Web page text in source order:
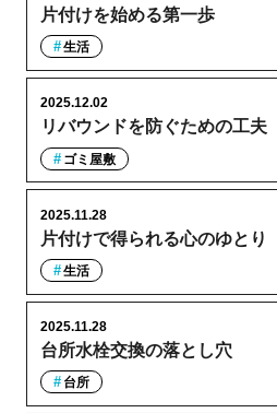
片付けを始める第一歩
生活
リバウンドを防ぐための工夫
2025.12.02
ゴミ屋敷
片付けで得られる心のゆとり
2025.11.28
生活
台所水栓交換の落とし穴
2025.11.28
台所